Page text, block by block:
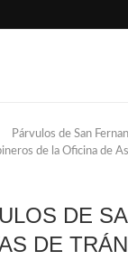
Párvulos de San
de la Oficina de
DE
DE